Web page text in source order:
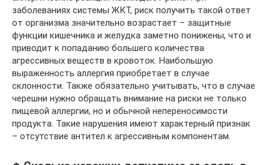
заболеваниях системы ЖКТ, риск получить такой ответ
от организма значительно возрастает – защитные
функции кишечника и желудка заметно понижены, что и
приводит к попаданию большего количества
агрессивных веществ в кровоток. Наибольшую
выраженность аллергия приобретает в случае
склонности. Также обязательно учитывать, что в случае
черешни нужно обращать внимание на риски не только
пищевой аллергии, но и обычной непереносимости
продукта. Такие нарушения имеют характерный признак
– отсутствие антител к агрессивным компонентам.